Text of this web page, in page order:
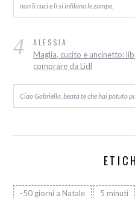
non li cuci e lì si infilano le zampe.
4 ALESSIA
Maglia, cucito e uncinetto:
comprare da Lidl
Ciao Gabriella, beata te che hai potuto
-50 giorni a Natale 5 minuti